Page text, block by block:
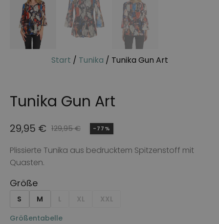
Start / Tunika / Tunika Gun Art
Tunika Gun Art
129,95€
Ursprünglicher
Preis
war:
129,95 €
29,95 €
Aktueller
Preis
ist:
29,95 €.
-77%
Plissierte Tunika aus bedrucktem Spitzenstoff mit
Quasten.
Größe
S M L XL
XXL
Größentabelle